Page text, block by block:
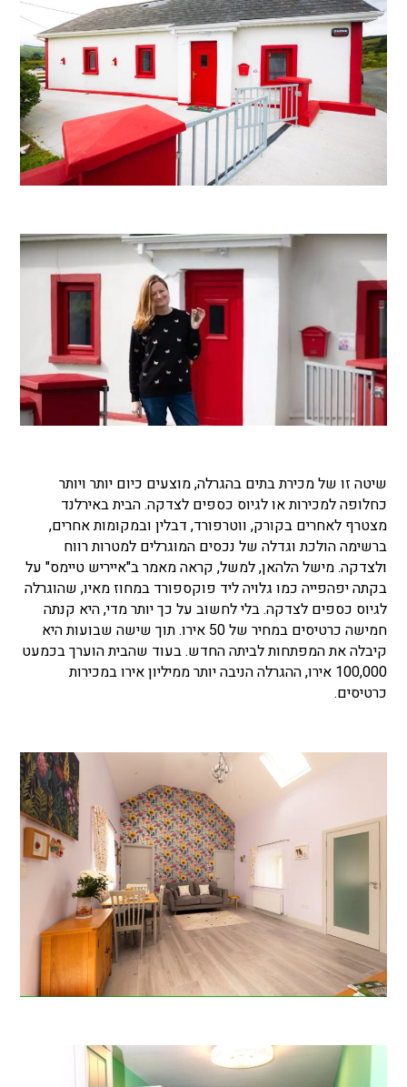
שיטה זו של מכירת בתים בהגרלה, מוצעים כיום יותר ויותר
כחלופה למכירות או לגיוס כספים לצדקה. הבית באירלנד
מצטרף לאחרים בקורק, ווטרפורד, דבלין ובמקומות אחרים,
ברשימה הולכת וגדלה של נכסים המוגרלים למטרות רווח
ולצדקה. מישל הלהאן, למשל, קראה מאמר ב"אייריש טיימס" על
בקתה יפהפייה כמו גלויה ליד פוקספורד במחוז מאיו, שהוגרלה
לגיוס כספים לצדקה. בלי לחשוב על כך יותר מדי, היא קנתה
חמישה כרטיסים במחיר של 50 אירו. תוך שישה שבועות היא
קיבלה את המפתחות לביתה החדש. בעוד שהבית הוערך בכמעט
100,000 אירו, ההגרלה הניבה יותר ממיליון אירו במכירות
כרטיסים.